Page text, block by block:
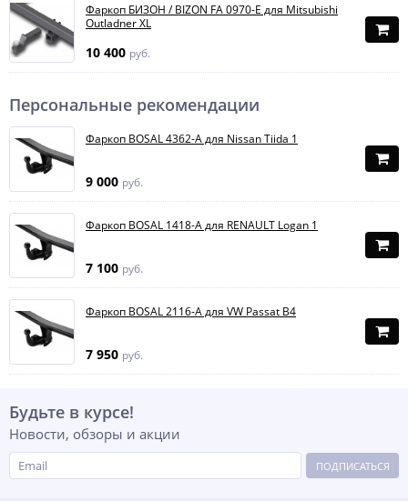
Фаркоп БИЗОН / BIZON FA 0970-E для Mitsubishi
Outladner XL
10 400 руб.
Персональные рекомендации
Фаркоп BOSAL 4362-A для Nissan Tiida 1
9 000 руб.
Фаркоп BOSAL 1418-A для RENAULT Logan 1
7 100 руб.
Фаркоп BOSAL 2116-A для VW Passat B4
7 950 руб.
Будьте в курсе!
Новости, обзоры и акции
ПОДПИСАТЬСЯ